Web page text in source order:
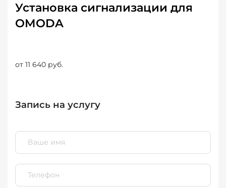
Установка сигнализации для
OMODA
от 11 640 руб.
Запись на услугу